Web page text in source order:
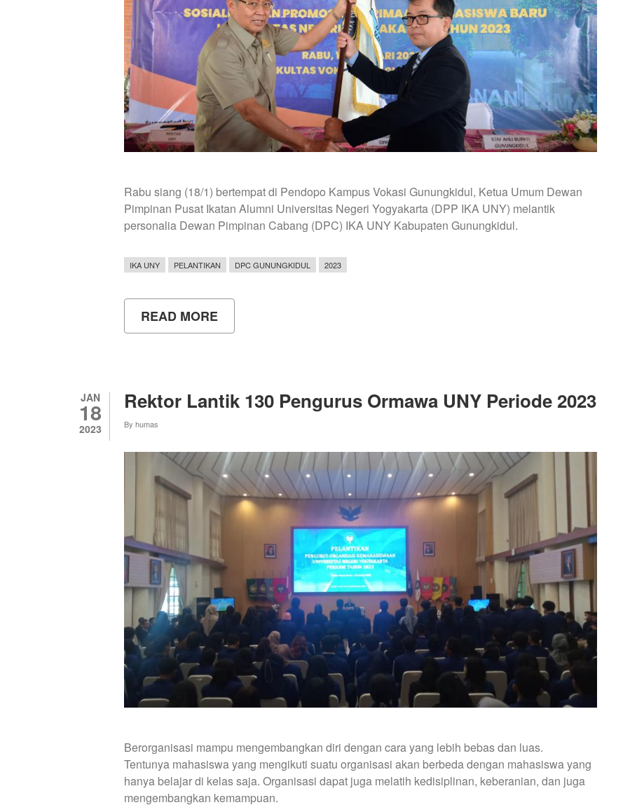
Rabu siang (18/1) bertempat di Pendopo Kampus Vokasi Gunungkidul, Ketua Umum Dewan
Pimpinan Pusat Ikatan Alumni Universitas Negeri Yogyakarta (DPP IKA UNY) melantik
personalia Dewan Pimpinan Cabang (DPC) IKA UNY Kabupaten Gunungkidul.
IKA UNY PELANTIKAN DPC GUNUNGKIDUL 2023
READ MORE
PELANTIKAN
KABUPATEN
GUNUNGKIDUL
JAN
18
2023
Rektor Lantik 130 Pengurus Ormawa UNY Periode 2023
By humas
Berorganisasi mampu mengembangkan diri dengan cara yang lebih bebas dan luas.
Tentunya mahasiswa yang mengikuti suatu organisasi akan berbeda dengan mahasiswa yang
hanya belajar di kelas saja. Organisasi dapat juga melatih kedisiplinan, keberanian, dan juga
mengembangkan kemampuan.